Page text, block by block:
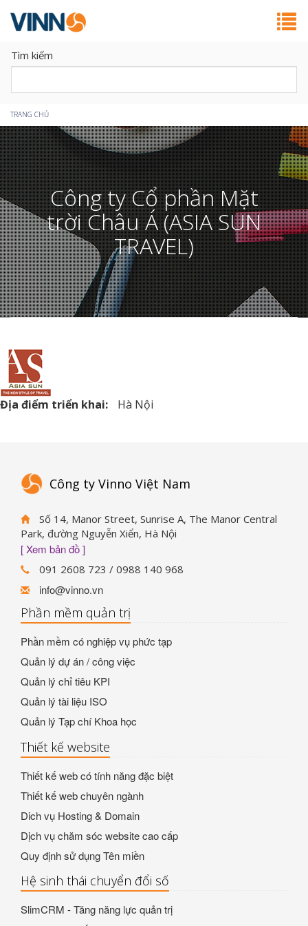
Tìm kiếm
Bạn
đang
ở
đây
TRANG CHỦ
Công ty Cổ phần Mặt
trời Châu Á (ASIA SUN
TRAVEL)
Địa điểm triển khai: Hà Nội
Công ty Vinno Việt Nam
Số 14, Manor Street, Sunrise A, The Manor Central
Park, đường Nguyễn Xiển, Hà Nội
[ Xem bản đồ ]
091 2608 723 / 0988 140 968
info@vinno.vn
Phần mềm quản trị
Phần mềm có nghiệp vụ phức tạp
Quản lý dự án / công việc
Quản lý chỉ tiêu KPI
Quản lý tài liệu ISO
Quản lý Tạp chí Khoa học
Thiết kế website
Thiết kế web có tính năng đặc biệt
Thiết kế web chuyên ngành
Dich vụ Hosting & Domain
Dịch vụ chăm sóc website cao cấp
Quy định sử dụng Tên miền
Hệ sinh thái chuyển đổi số
SlimCRM - Tăng năng lực quản trị